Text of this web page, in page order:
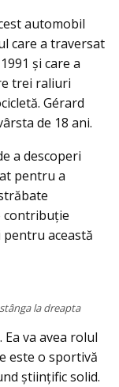
automobil
care a traversat
și care a
trei raliuri
Gérard
de 18 ani.
a descoperi
pentru a
contribuție
această
la dreapta
va avea rolul
este o sportivă
științific solid.